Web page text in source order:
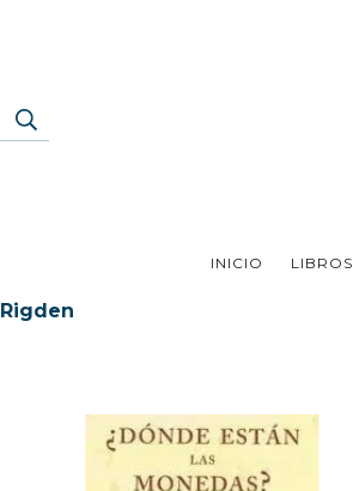
INICIO LIBROS
Rigden